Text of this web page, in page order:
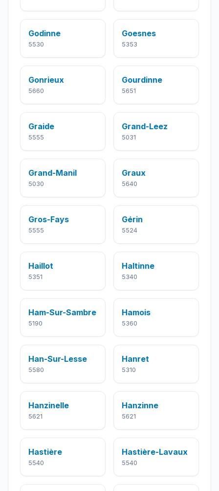
Godinne
5530
Goesnes
5353
Gonrieux
5660
Gourdinne
5651
Graide
5555
Grand-Leez
5031
Grand-Manil
5030
Graux
5640
Gros-Fays
5555
Gérin
5524
Haillot
5351
Haltinne
5340
Ham-Sur-Sambre
5190
Hamois
5360
Han-Sur-Lesse
5580
Hanret
5310
Hanzinelle
5621
Hanzinne
5621
Hastière
5540
Hastière-Lavaux
5540